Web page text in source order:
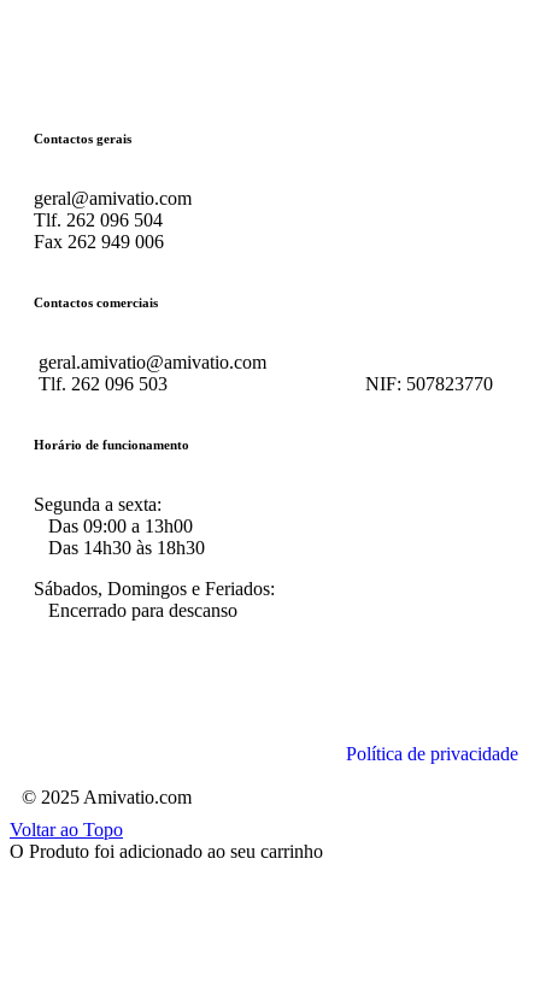
Contactos gerais
geral@amivatio.com
Tlf. 262 096 504
Fax 262 949 006
Contactos comerciais
geral.amivatio@amivatio.com
Tlf. 262 096 503 NIF: 507823770
Horário de funcionamento
Segunda a sexta:
Das 09:00 a 13h00
Das 14h30 às 18h30
Sábados, Domingos e Feriados:
Encerrado para descanso
Política de privacidade
© 2025 Amivatio.com
Voltar ao Topo
O Produto foi adicionado ao seu carrinho